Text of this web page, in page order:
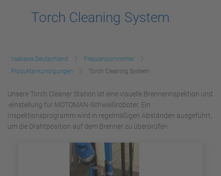
Torch Cleaning System
Yaskawa Deutschland
Frequenzumrichter
Produktankündigungen
Torch Cleaning System
Unsere Torch Cleaner Station ist eine visuelle Brennerinspektion und
-einstellung für MOTOMAN-Schweißroboter. Ein
Inspektionsprogramm wird in regelmäßigen Abständen ausgeführt,
um die Drahtposition auf dem Brenner zu überprüfen.